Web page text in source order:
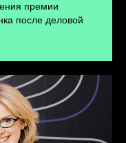
премии
после деловой